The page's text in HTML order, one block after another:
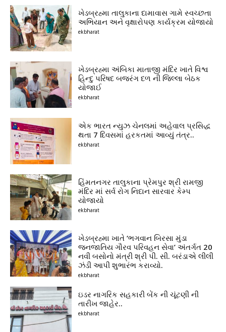
ખેડબ્રહ્મા તાલુકાના દામાવાસ ગામે સ્વચ્છતા
અભિયાન અને વૃક્ષારોપણ કાર્યક્રમ યોજાયો
ekbharat
ખેડબ્રહ્મા અંબિકા માતાજી મંદિર ખાતે વિશ્વ
હિન્દુ પરિષદ બજરંગ દળ ની જિલ્લા બેઠક
યોજાઈ
ekbharat
એક ભારત ન્યુઝ ચેનલમાં અહેવાલ પ્રસિદ્ધ
થતા 7 દિવસમાં હરકતમાં આવ્યું તંત્ર..
ekbharat
હિંમતનગર તાલુકાના પ્રેમપુર શ્રી રામજી
મંદિર માં સર્વ રોગ નિદાન સારવાર કેમ્પ
યોજાયો
ekbharat
ખેડબ્રહ્મા ખાતે ‘ભગવાન બિરસા મુંડા
જનજાતિય ગૌરવ પરિવહન સેવા’ અંતર્ગત 20
નવી બસોનો મંત્રી શ્રી પી. સી. બરંડાએ લીલી
ઝંડી આપી શુભારંભ કરાવ્યો.
ekbharat
ઇડર નાગરિક સહકારી બેંક ની ચૂંટણી ની
તારીખ જાહેર..
ekbharat